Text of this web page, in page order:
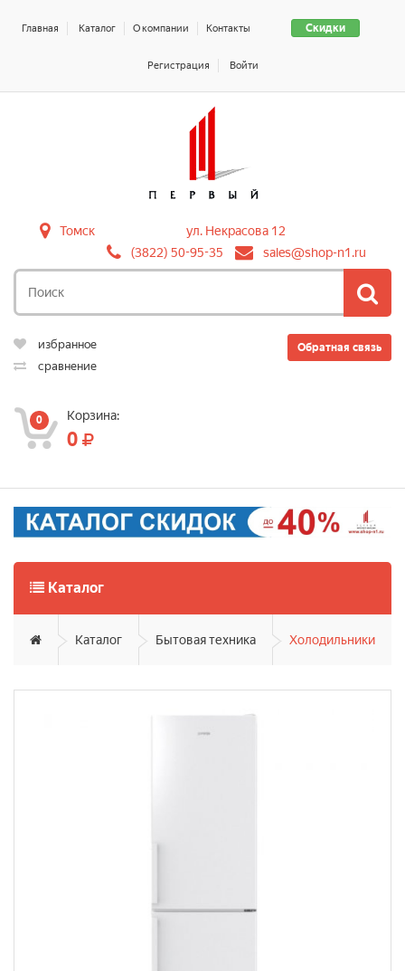
Скидки
Главная Каталог О компании Контакты
Регистрация Войти
Томск
ул. Некрасова 12
(3822) 50-95-35
sales@shop-n1.ru
Обратная связь
избранное
сравнение
0 Корзина:
0
Каталог
Каталог Бытовая техника Холодильники